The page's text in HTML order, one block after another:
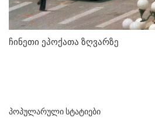
ჩინეთი ეპოქათა ზღვარზე
ᲞᲝᲞᲣᲚᲐᲠᲣᲚᲘ ᲡᲢᲐᲢᲘᲔᲑᲘ